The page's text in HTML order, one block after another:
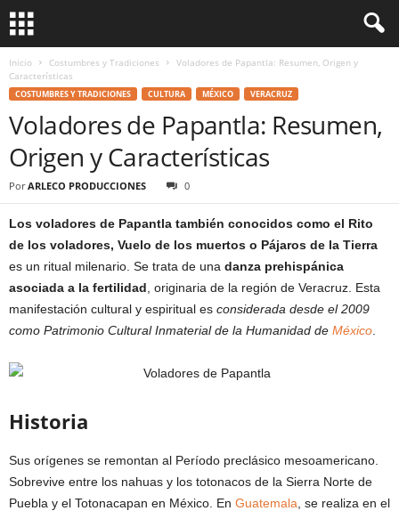
Inicio Costumbres y Tradiciones
Voladores de Papantla: Resumen, Origen y
Características
COSTUMBRES Y TRADICIONES CULTURA MÉXICO VERACRUZ
Voladores de Papantla: Resumen,
Origen y Características
Por ARLECO PRODUCCIONES 0
Los voladores de Papantla también conocidos como el Rito
de los voladores, Vuelo de los muertos o Pájaros de la Tierra
es un ritual milenario. Se trata de una danza prehispánica
asociada a la fertilidad , originaria de la región de Veracruz. Esta
manifestación cultural y espiritual es considerada desde el 2009
como Patrimonio Cultural Inmaterial de la Humanidad de México
Historia
Sus orígenes se remontan al Período preclásico mesoamericano.
Sobrevive entre los nahuas y los totonacos de la Sierra Norte de
Puebla y el Totonacapan en México. En Guatemala , se realiza en el